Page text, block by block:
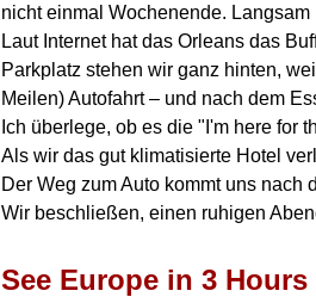
nicht einmal Wochenende.
Laut Internet hat das Orleans das
Parkplatz stehen wir ganz hinten,
Meilen) Autofahrt – und nach dem
Ich überlege, ob es die "I'm here for
Als wir das gut klimatisierte Hotel
Der Weg zum Auto kommt uns nach
Wir beschließen, einen ruhigen
See Europe in 3 Hours